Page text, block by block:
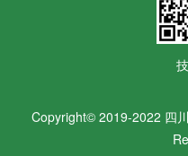
Copyright© 2019-2022 四